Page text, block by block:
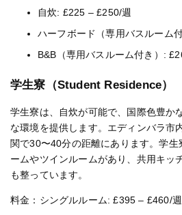
自炊: £225 – £250/週
ハーフボード（専用バスルーム
B&B（専用バスルーム付き）:
学生寮（Student Residence）
学生寮は、自炊が可能で、国際色豊か
な環境を提供します。エディンバラ市
関で30〜40分の距離にあります。学
ームやツインルームがあり、共用キッ
も整っています。
料金：シングルルーム: £395 – £460/週